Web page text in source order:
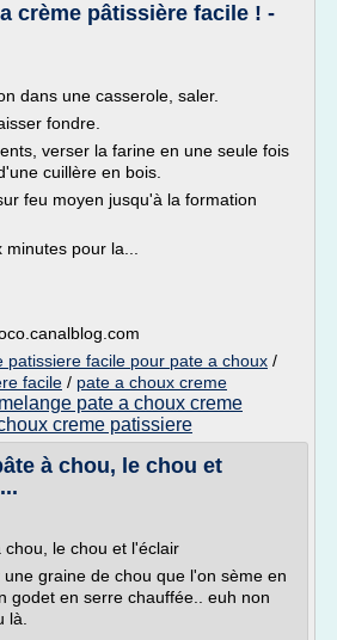
crème pâtissière facile ! -
dans une casserole, saler.
fondre.
verser la farine en une seule fois
cuillère en bois.
feu moyen jusqu'à la formation
pour la...
patissiere facile pour pate a choux /
facile / pate a choux creme
melange pate a choux creme
creme patissiere
à chou, le chou et
chou, le chou et l'éclair
graine de chou que l'on sème en
godet en serre chauffée.. euh non
là.